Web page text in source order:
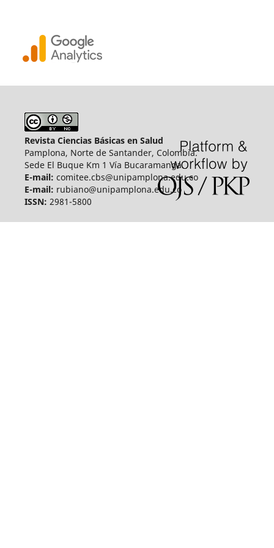
Revista Ciencias Básicas en Salud
Pamplona, Norte de Santander, Colombia.
Sede El Buque Km 1 Vía Bucaramanga.
E-mail: comitee.cbs@unipamplona.edu.co
E-mail: rubiano@unipamplona.edu.co
ISSN: 2981-5800